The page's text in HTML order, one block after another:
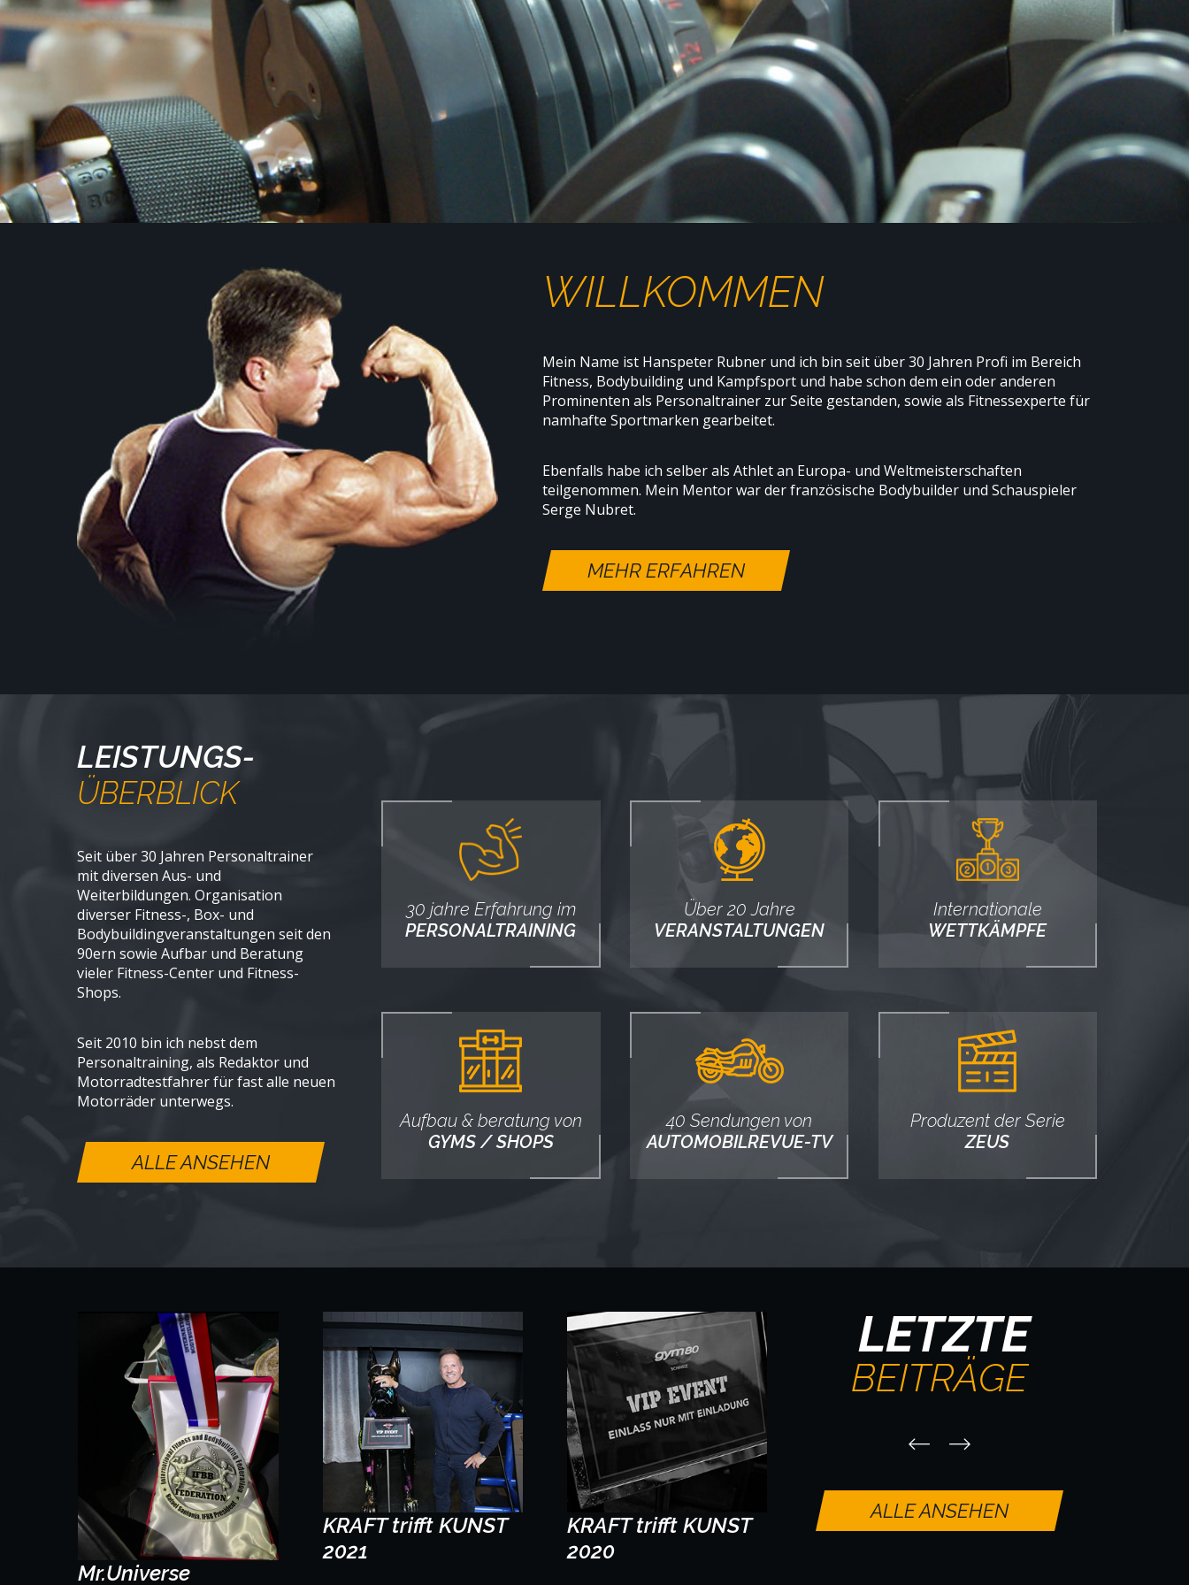
WILLKOMMEN
Mein Name ist Hanspeter Rubner und ich bin seit über 30 Jahren Profi im Bereich
Fitness, Bodybuilding und Kampfsport und habe schon dem ein oder anderen
Prominenten als Personaltrainer zur Seite gestanden, sowie als Fitnessexperte für
namhafte Sportmarken gearbeitet.
Ebenfalls habe ich selber als Athlet an Europa- und Weltmeisterschaften
teilgenommen. Mein Mentor war der französische Bodybuilder und Schauspieler
Serge Nubret.
MEHR ERFAHREN
LEISTUNGS-
ÜBERBLICK
Seit über 30 Jahren Personaltrainer
mit diversen Aus- und
Weiterbildungen. Organisation
diverser Fitness-, Box- und
Bodybuildingveranstaltungen seit den
90ern sowie Aufbar und Beratung
vieler Fitness-Center und Fitness-
Shops.
Seit 2010 bin ich nebst dem
Personaltraining, als Redaktor und
Motorradtestfahrer für fast alle neuen
Motorräder unterwegs.
ALLE ANSEHEN
30 jahre Erfahrung im
PERSONALTRAINING
Über 20 Jahre
VERANSTALTUNGEN
Internationale
WETTKÄMPFE
Aufbau & beratung von
GYMS / SHOPS
40 Sendungen von
AUTOMOBILREVUE-TV
Produzent der Serie
ZEUS
Mr.Universe
KRAFT trifft KUNST
2021
KRAFT trifft KUNST
2020
Interview
LETZTE
BEITRÄGE
ALLE ANSEHEN